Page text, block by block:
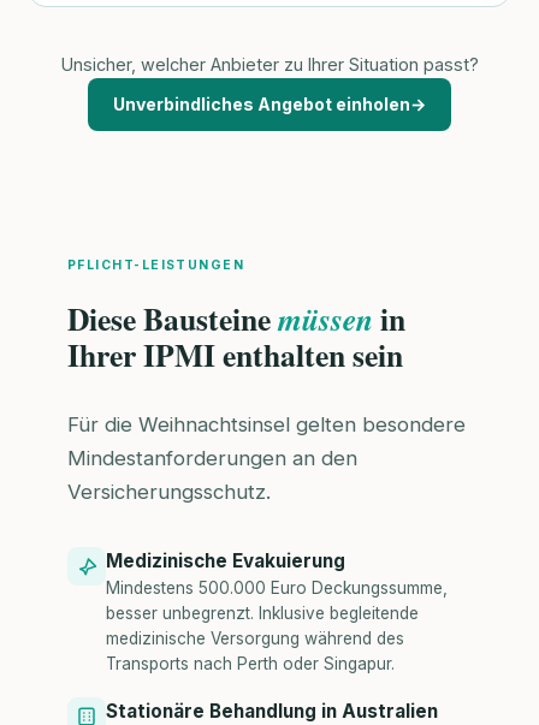
Unsicher, welcher Anbieter zu Ihrer Situation passt?
Unverbindliches Angebot einholen→
PFLICHT-LEISTUNGEN
Diese Bausteinemüssenin
Ihrer IPMI enthalten sein
Für die Weihnachtsinsel gelten besondere
Mindestanforderungen an den
Versicherungsschutz.
Medizinische Evakuierung
Mindestens 500.000 Euro Deckungssumme,
besser unbegrenzt. Inklusive begleitende
medizinische Versorgung während des
Transports nach Perth oder Singapur.
Stationäre Behandlung in Australien